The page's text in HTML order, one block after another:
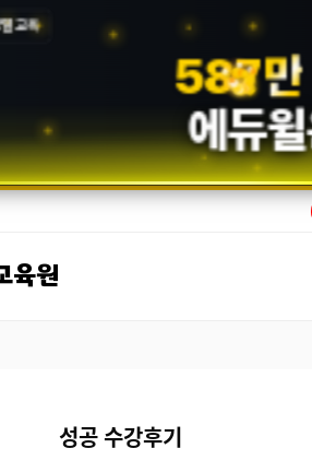
벌 교육
587만
에듀윌
육원
성공 수강후기